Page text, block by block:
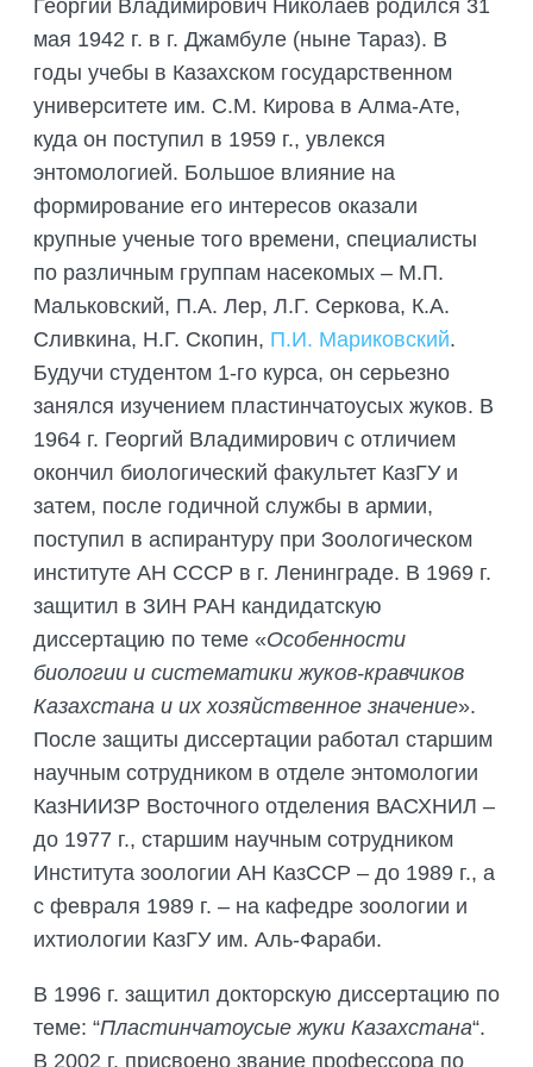
ОБОСНОВАНИЙ
ОРГАНИЗАЦИЯ ТРЕНИНГОВ И
СЕМИНАРОВ, ПОЛЕВЫХ ЭКСКУРСИЙ
ОРГАНИЗАЦИЯ ПОЛЕВЫХ ПРАКТИК,
СТАЖИРОВОК
СОВМЕСТНО С НАУЧНЫМ
ОБЩЕСТВОМ ТЕТИС
СЕЛЕВИНИЯ
SAIGA NEWS
Георгий Владимирович Николаев родился 31
мая 1942 г. в г. Джамбуле (ныне Тараз). В
годы учебы в Казахском государственном
университете им. С.М. Кирова в Алма-Ате,
куда он поступил в 1959 г., увлекся
энтомологией. Большое влияние на
формирование его интересов оказали
крупные ученые того времени, специалисты
по различным группам насекомых – М.П.
Мальковский, П.А. Лер, Л.Г. Серкова, К.А.
Сливкина, Н.Г. Скопин, П.И. Мариковский.
Будучи студентом 1-го курса, он серьезно
занялся изучением пластинчатоусых жуков. В
1964 г. Георгий Владимирович с отличием
окончил биологический факультет КазГУ и
затем, после годичной службы в армии,
поступил в аспирантуру при Зоологическом
институте АН СССР в г. Ленинграде. В 1969 г.
защитил в ЗИН РАН кандидатскую
диссертацию по теме «Особенности
биологии и систематики жуков-кравчиков
Казахстана и их хозяйственное значение».
После защиты диссертации работал старшим
научным сотрудником в отделе энтомологии
КазНИИЗР Восточного отделения ВАСХНИЛ –
до 1977 г., старшим научным сотрудником
Института зоологии АН КазССР – до 1989 г., а
с февраля 1989 г. – на кафедре зоологии и
ихтиологии КазГУ им. Аль-Фараби.
В 1996 г. защитил докторскую диссертацию по
теме: “Пластинчатоусые жуки Казахстана“.
В 2002 г. присвоено звание профессора по